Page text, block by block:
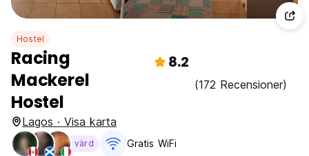
Hostel
Racing
Mackerel
Hostel
8.2
(172 Recensioner)
Lagos · Visa karta
värd Gratis WiFi